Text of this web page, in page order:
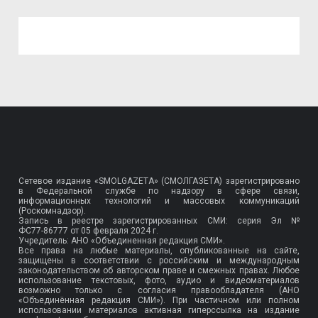
Сетевое издание «SMOLGAZETA» (СМОЛГАЗЕТА) зарегистрировано
в Федеральной службе по надзору в сфере связи,
информационных технологий и массовых коммуникаций
(Роскомнадзор).
Запись в реестре зарегистрированных СМИ: серия Эл №
ФС77-86777 от 05 февраля 2024 г.
Учредитель: АНО «Объединенная редакция СМИ».
Все права на любые материалы, опубликованные на сайте,
защищены в соответствии с российским и международным
законодательством об авторском праве и смежных правах. Любое
использование текстовых, фото, аудио и видеоматериалов
возможно только с согласия правообладателя (АНО
«Объединённая редакция СМИ»). При частичном или полном
использовании материалов активная гиперссылка на издание